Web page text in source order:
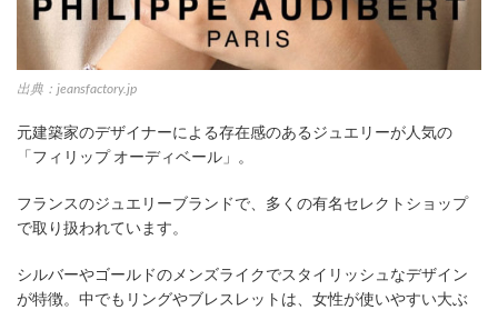
出典：jeansfactory.jp
元建築家のデザイナーによる存在感のあるジュエリーが人気の
「フィリップ オーディベール」。
フランスのジュエリーブランドで、多くの有名セレクトショップ
で取り扱われています。
シルバーやゴールドのメンズライクでスタイリッシュなデザイン
が特徴。中でもリングやブレスレットは、女性が使いやすい大ぶ